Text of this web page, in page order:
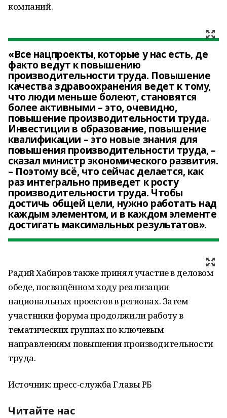
компаний.
«Все нацпроекты, которые у нас есть, де
факто ведут к повышению
производительности труда. Повышение
качества здравоохранения ведет к тому,
что люди меньше болеют, становятся
более активными – это, очевидно,
повышение производительности труда.
Инвестиции в образование, повышение
квалификации – это новые знания для
повышения производительности труда, –
сказал министр экономического развития.
– Поэтому всё, что сейчас делается, как
раз интегрально приведет к росту
производительности труда. Чтобы
достичь общей цели, нужно работать над
каждым элементом, и в каждом элементе
достигать максимальных результатов».
Радий Хабиров также принял участие в деловом
обеде, посвящённом ходу реализации
национальных проектов в регионах. Затем
участники форума продолжили работу в
тематических группах по ключевым
направлениям повышения производительности
труда.
Источник: пресс-служба Главы РБ
Читайте нас